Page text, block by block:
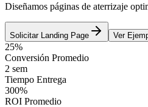
Diseñamos páginas de aterrizaje
Solicitar Landing Page Ver
25%
Conversión Promedio
2 sem
Tiempo Entrega
300%
ROI Promedio